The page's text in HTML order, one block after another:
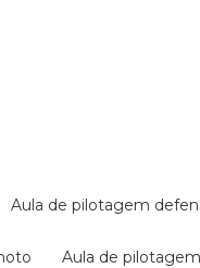
aula de pilotagem
aula de